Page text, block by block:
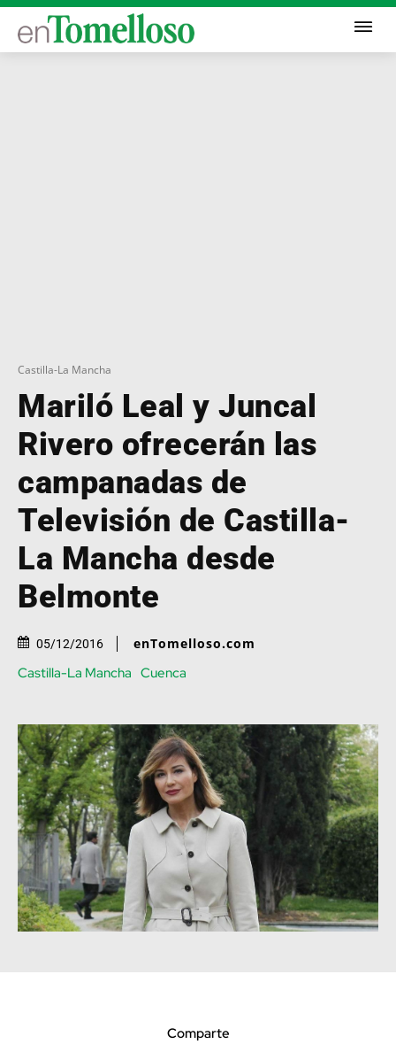
Castilla-La Mancha
Mariló Leal y Juncal
Rivero ofrecerán las
campanadas de
Televisión de Castilla-
La Mancha desde
Belmonte
05/12/2016 enTomelloso.com
Castilla-La Mancha Cuenca
Comparte